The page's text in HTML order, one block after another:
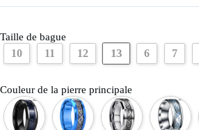
Taille de bague
10 11 12 13 6 7
Couleur de la pierre principale